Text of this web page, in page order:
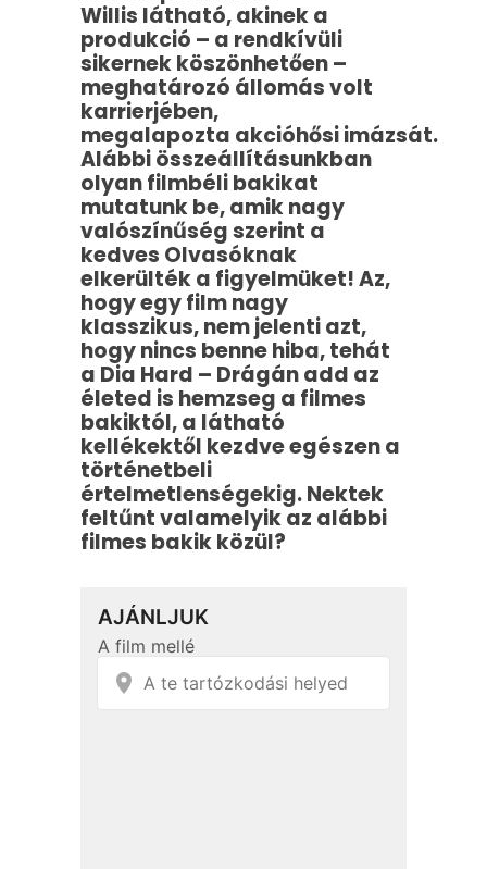
Willis látható, akinek a
produkció – a rendkívüli
sikernek köszönhetően –
meghatározó állomás volt
karrierjében,
megalapozta akcióhősi imázsát.
Alábbi összeállításunkban
olyan filmbéli bakikat
mutatunk be, amik nagy
valószínűség szerint a
kedves Olvasóknak
elkerülték a figyelmüket!Az,
hogy egy film nagy
klasszikus, nem jelenti azt,
hogy nincs benne hiba, tehát
a Dia Hard – Drágán add az
életed is hemzseg a filmes
bakiktól, a látható
kellékektől kezdve egészen a
történetbeli
értelmetlenségekig. Nektek
feltűnt valamelyik az alábbi
filmes bakik közül?